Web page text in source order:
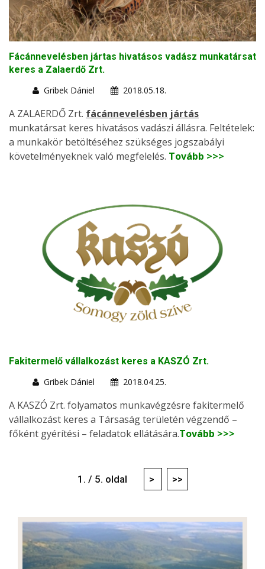
Fácánnevelésben jártas hivatásos vadász munkatársat
keres a Zalaerdő Zrt.
Gribek Dániel
2018.05.18.
A ZALAERDŐ Zrt. fácánnevelésben jártás
munkatársat keres hivatásos vadászi állásra. Feltételek:
a munkakör betöltéséhez szükséges jogszabályi
követelményeknek való megfelelés. Tovább >>>
Fakitermelő vállalkozást keres a KASZÓ Zrt.
Gribek Dániel
2018.04.25.
A KASZÓ Zrt. folyamatos munkavégzésre fakitermelő
vállalkozást keres a Társaság területén végzendő –
főként gyérítési – feladatok ellátására.Tovább >>>
1. / 5. oldal > >>